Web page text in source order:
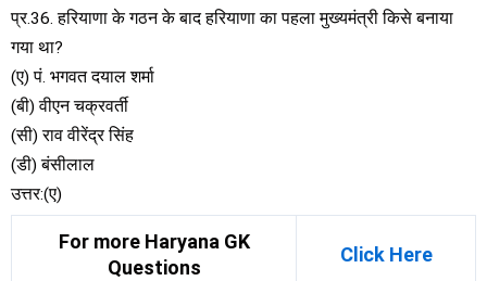
प्र.36. हरियाणा के गठन के बाद हरियाणा का पहला मुख्यमंत्री किसे बनाया
गया था?
(ए) पं. भगवत दयाल शर्मा
(बी) वीएन चक्रवर्ती
(सी) राव वीरेंद्र सिंह
(डी) बंसीलाल
उत्तर:(ए)
For more Haryana GK
Questions
Click Here